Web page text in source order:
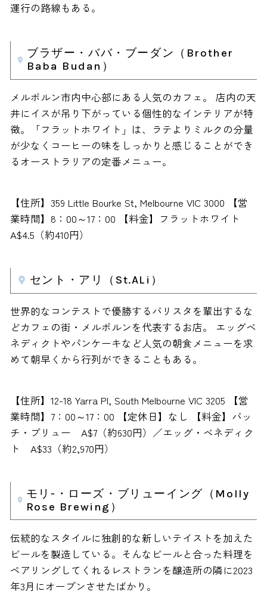
運行の路線もある。
ブラザー・ババ・ブーダン（Brother
Baba Budan）
メルボルン市内中心部にある人気のカフェ。 店内の天
井にイスが吊り下がっている個性的なインテリアが特
徴。「フラットホワイト」は、ラテよりミルクの分量
が少なくコーヒーの味をしっかりと感じることができ
るオーストラリアの定番メニュー。
【住所】359 Little Bourke St, Melbourne VIC 3000 【営
業時間】8：00～17：00 【料金】フラットホワイト
A$4.5（約410円）
セント・アリ（St.ALi）
世界的なコンテストで優勝するバリスタを輩出するな
どカフェの街・メルボルンを代表するお店。 エッグベ
ネディクトやパンケーキなど人気の朝食メニューを求
めて朝早くから行列ができることもある。
【住所】12-18 Yarra Pl, South Melbourne VIC 3205 【営
業時間】7：00～17：00 【定休日】なし 【料金】バッ
チ・ブリュー A$7（約630円）／エッグ・ベネディク
ト A$33（約2,970円）
モリ-・ローズ・ブリューイング（Molly
Rose Brewing）
伝統的なスタイルに独創的な新しいテイストを加えた
ビールを製造している。そんなビールと合った料理を
ペアリングしてくれるレストランを醸造所の隣に2023
年3月にオープンさせたばかり。